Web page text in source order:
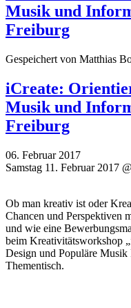
Musik und
Freiburg
Gespeichert von Matthias
iCreate:
Musik und
Freiburg
06. Februar 2017
Samstag 11. Februar 2017
Ob man kreativ ist oder
Chancen und Perspektiven
und wie eine
beim Kreativitätsworkshop
Design und Populäre
Thementisch.